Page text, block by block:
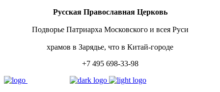
Русская Православная Церковь
Подворье Патриарха Московского и всея Руси
храмов в Зарядье, что в Китай-городе
+7 495 698-33-98